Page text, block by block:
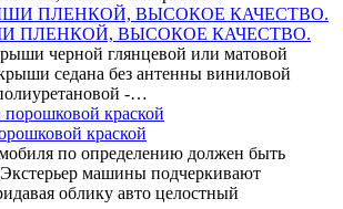
ПЛЕНКОЙ, ВЫСОКОЕ КАЧЕСТВО.
черной глянцевой или матовой
седана без антенны виниловой
-…
краской
по определению должен быть
машины подчеркивают
облику авто целостный